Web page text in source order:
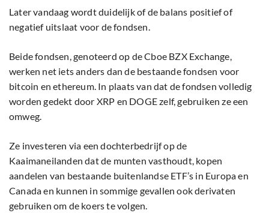
Later vandaag wordt duidelijk of de balans positief of
negatief uitslaat voor de fondsen.
Beide fondsen, genoteerd op de Cboe BZX Exchange,
werken net iets anders dan de bestaande fondsen voor
bitcoin en ethereum. In plaats van dat de fondsen volledig
worden gedekt door XRP en DOGE zelf, gebruiken ze een
omweg.
Ze investeren via een dochterbedrijf op de
Kaaimaneilanden dat de munten vasthoudt, kopen
aandelen van bestaande buitenlandse ETF’s in Europa en
Canada en kunnen in sommige gevallen ook derivaten
gebruiken om de koers te volgen.